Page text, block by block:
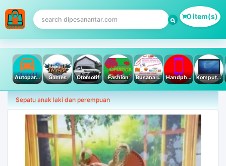
0 item(s)
Autoparts Games Otomotif Fashion Busana Muslim Handphone & Tablet Komputer PC & Laptop
Sepatu anak laki dan perempuan